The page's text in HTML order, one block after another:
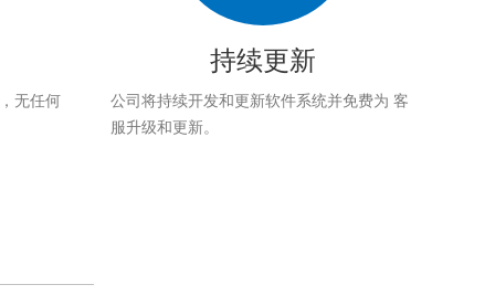
无任何
持续更新
公司将持续开发和更新软件系统并免费为 客
服升级和更新。